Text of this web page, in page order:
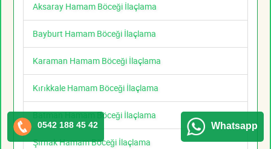
Aksaray Hamam Böceği İlaçlama
Bayburt Hamam Böceği İlaçlama
Karaman Hamam Böceği İlaçlama
Kırıkkale Hamam Böceği İlaçlama
Batman Hamam Böceği İlaçlama
Şırnak Hamam Böceği İlaçlama
0542 188 45 42 Whatsapp